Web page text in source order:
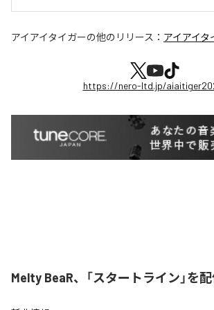
アイアイタイガーの他のリリース： アイアイタ
https://nero-ltd.jp/
Melty BeaR、「スタートライン」を